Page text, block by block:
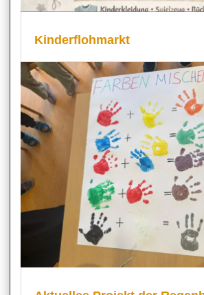
Kinderflohmarkt